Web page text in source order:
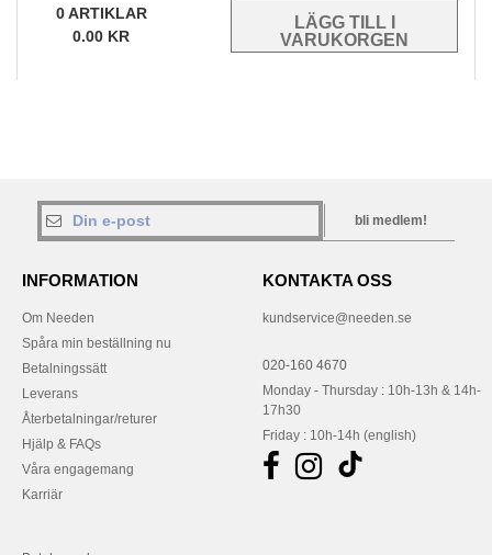
0ARTIKLAR
0.00 KR
bli medlem!
INFORMATION
Om Needen
Spåra min beställning nu
Betalningssätt
Leverans
Återbetalningar/returer
Hjälp & FAQs
Våra engagemang
Karriär
KONTAKTA OSS
kundservice@needen.se
020-160 4670
Monday - Thursday : 10h-13h & 14h-
17h30
Friday : 10h-14h (english)